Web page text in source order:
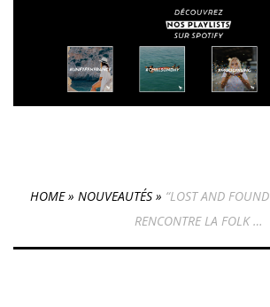
HOME» NOUVEAUTÉS » “LOST AND
RENCONTRE LA FOLK …